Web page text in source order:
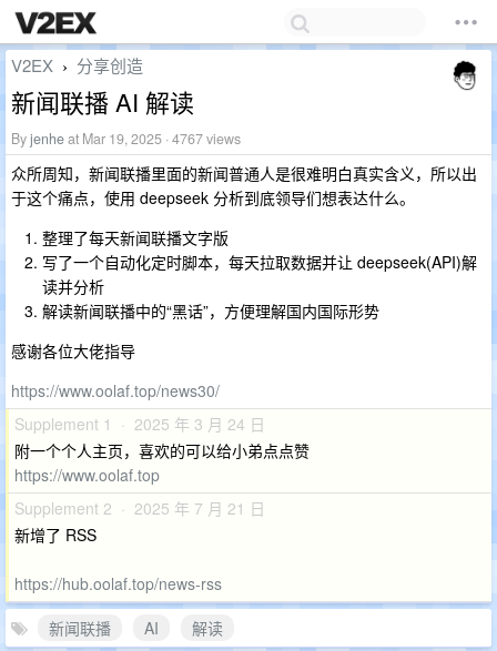
V2EX › 分享创造
新闻联播 AI 解读
Byjenheat Mar 19, 2025 · 4767 views
众所周知，新闻联播里面的新闻普通人是很难明白真实含义，所以出
于这个痛点，使用 deepseek 分析到底领导们想表达什么。
整理了每天新闻联播文字版
写了一个自动化定时脚本，每天拉取数据并让 deepseek(API)解
读并分析
解读新闻联播中的“黑话”，方便理解国内国际形势
感谢各位大佬指导
https://www.oolaf.top/news30/
Supplement 1 · 2025 年 3 月 24 日
附一个个人主页，喜欢的可以给小弟点点赞
https://www.oolaf.top
Supplement 2 · 2025 年 7 月 21 日
新增了 RSS
https://hub.oolaf.top/news-rss
新闻联播
AI
解读